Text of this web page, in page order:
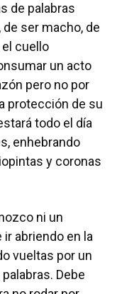
de palabras
ser macho, de
cuello
un acto
pero no por
protección de su
todo el día
enhebrando
y coronas
ni un
abriendo en la
vueltas por un
Debe